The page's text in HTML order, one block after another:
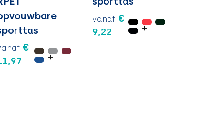
€
vanaf €
9,22